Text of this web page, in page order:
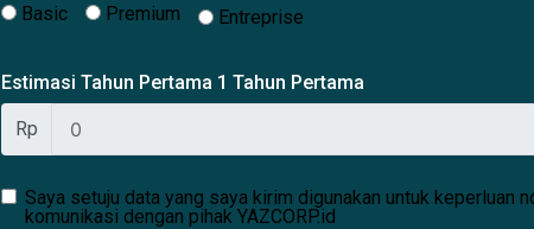
Basic
Premium Entreprise
Estimasi Tahun Pertama 1 Tahun Pertama
Rp
Saya setuju data yang saya kirim digunakan untuk keperluan
komunikasi dengan pihak YAZCORP.id